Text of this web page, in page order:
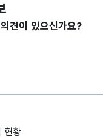
견이 있으신가요?
현황